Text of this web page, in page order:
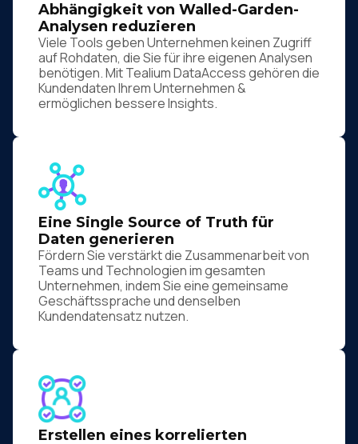
Abhängigkeit von Walled-Garden-
Analysen reduzieren
Viele Tools geben Unternehmen keinen Zugriff
auf Rohdaten, die Sie für ihre eigenen Analysen
benötigen. Mit Tealium DataAccess gehören die
Kundendaten Ihrem Unternehmen &
ermöglichen bessere Insights.
Eine Single Source of Truth für
Daten generieren
Fördern Sie verstärkt die Zusammenarbeit von
Teams und Technologien im gesamten
Unternehmen, indem Sie eine gemeinsame
Geschäftssprache und denselben
Kundendatensatz nutzen.
Erstellen eines korrelierten